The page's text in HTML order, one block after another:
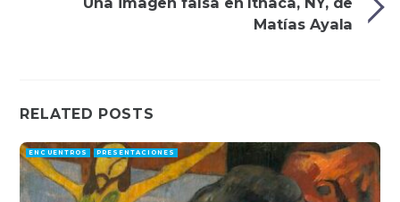
Matías Ayala
RELATED POSTS
ENCUENTROS PRESENTACIONES